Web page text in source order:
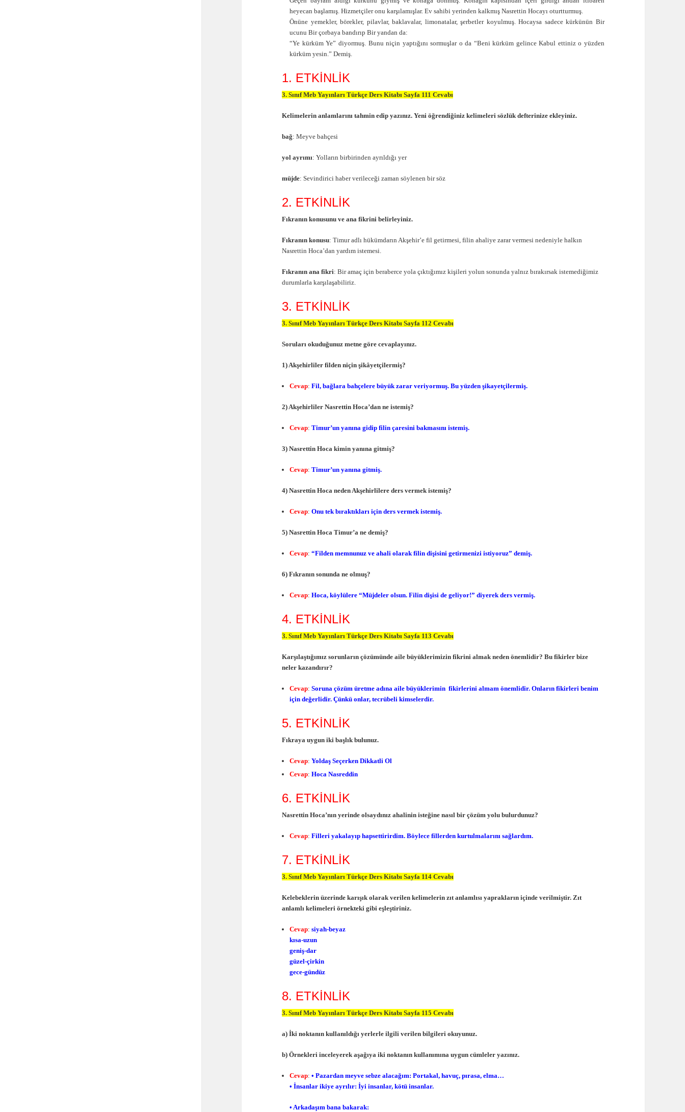
heyecan başlamış. Hizmetçiler onu karşılamışlar. Ev sahibi yerinden kalkmış Nasrettin Hocayı oturtturmuş.
Önüne yemekler, börekler, pilavlar, baklavalar, limonatalar, şerbetler koyulmuş. Hocaysa sadece kürkünün Bir
ucunu Bir çorbaya bandırıp Bir yandan da:
“Ye kürküm Ye” diyormuş. Bunu niçin yaptığını sormuşlar o da “Beni kürküm gelince Kabul ettiniz o yüzden
kürküm yesin.” Demiş.
1. ETKİNLİK
3. Sınıf Meb Yayınları Türkçe Ders Kitabı Sayfa 111 Cevabı
Kelimelerin anlamlarını tahmin edip yazınız. Yeni öğrendiğiniz kelimeleri sözlük defterinize ekleyiniz.
bağ: Meyve bahçesi
yol ayrımı: Yolların birbirinden ayrıldığı yer
müjde: Sevindirici haber verileceği zaman söylenen bir söz
2. ETKİNLİK
Fıkranın konusunu ve ana fikrini belirleyiniz.
Fıkranın konusu: Timur adlı hükümdarın Akşehir’e fil getirmesi, filin ahaliye zarar vermesi nedeniyle halkın
Nasrettin Hoca’dan yardım istemesi.
Fıkranın ana fikri: Bir amaç için beraberce yola çıktığımız kişileri yolun sonunda yalnız bırakırsak istemediğimiz
durumlarla karşılaşabiliriz.
3. ETKİNLİK
3. Sınıf Meb Yayınları Türkçe Ders Kitabı Sayfa 112 Cevabı
Soruları okuduğunuz metne göre cevaplayınız.
1) Akşehirliler filden niçin şikâyetçilermiş?
Cevap:Fil, bağlara bahçelere büyük zarar veriyormuş. Bu yüzden şikayetçilermiş.
2) Akşehirliler Nasrettin Hoca’dan ne istemiş?
Cevap:Timur’un yanına gidip filin çaresini bakmasını istemiş.
3) Nasrettin Hoca kimin yanına gitmiş?
Cevap:Timur’un yanına gitmiş.
4) Nasrettin Hoca neden Akşehirlilere ders vermek istemiş?
Cevap:Onu tek bıraktıkları için ders vermek istemiş.
5) Nasrettin Hoca Timur’a ne demiş?
Cevap:“Filden memnunuz ve ahali olarak filin dişisini getirmenizi istiyoruz” demiş.
6) Fıkranın sonunda ne olmuş?
Cevap:Hoca, köylülere “Müjdeler olsun. Filin dişisi de geliyor!” diyerek ders vermiş.
4. ETKİNLİK
3. Sınıf Meb Yayınları Türkçe Ders Kitabı Sayfa 113 Cevabı
Karşılaştığımız sorunların çözümünde aile büyüklerimizin fikrini almak neden önemlidir? Bu fikirler bize
neler kazandırır?
Cevap: Soruna çözüm üretme adına aile büyüklerimin fikirlerini almam önemlidir. Onların fikirleri benim
için değerlidir. Çünkü onlar, tecrübeli kimselerdir.
5. ETKİNLİK
Fıkraya uygun iki başlık bulunuz.
Cevap:Yoldaş Seçerken Dikkatli Ol
Cevap:Hoca Nasreddin
6. ETKİNLİK
Nasrettin Hoca’nın yerinde olsaydınız ahalinin isteğine nasıl bir çözüm yolu bulurdunuz?
Cevap:Filleri yakalayıp hapsettirirdim. Böylece fillerden kurtulmalarını sağlardım.
7. ETKİNLİK
3. Sınıf Meb Yayınları Türkçe Ders Kitabı Sayfa 114 Cevabı
Kelebeklerin üzerinde karışık olarak verilen kelimelerin zıt anlamlısı yaprakların içinde verilmiştir. Zıt
anlamlı kelimeleri örnekteki gibi eşleştiriniz.
Cevap:siyah-beyaz
kısa-uzun
geniş-dar
güzel-çirkin
gece-gündüz
8. ETKİNLİK
3. Sınıf Meb Yayınları Türkçe Ders Kitabı Sayfa 115 Cevabı
a) İki noktanın kullanıldığı yerlerle ilgili verilen bilgileri okuyunuz.
b) Örnekleri inceleyerek aşağıya iki noktanın kullanımına uygun cümleler yazınız.
Cevap:• Pazardan meyve sebze alacağım: Portakal, havuç, pırasa, elma…
• İnsanlar ikiye ayrılır: İyi insanlar, kötü insanlar.
• Arkadaşım bana bakarak: